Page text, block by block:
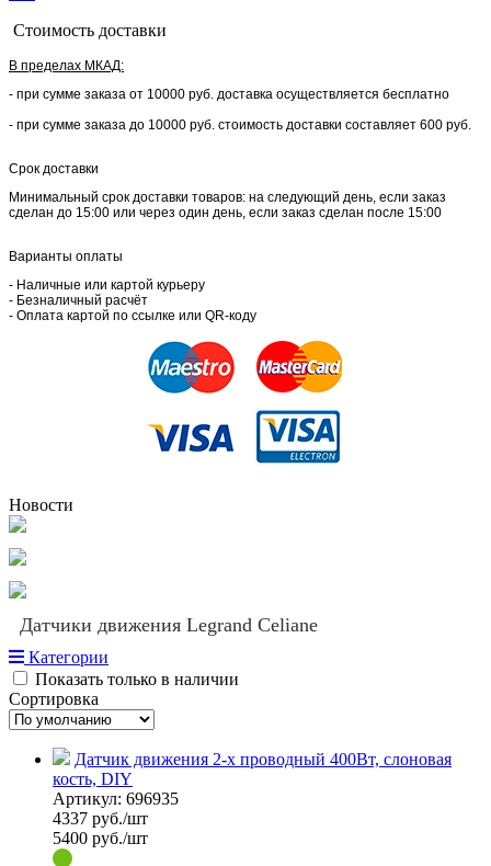
Стоимость доставки
В пределах МКАД:
- при сумме заказа от 10000 руб. доставка осуществляется бесплатно
- при сумме заказа до 10000 руб. стоимость доставки составляет 600 руб.
Срок доставки
Минимальный срок доставки товаров: на следующий день, если заказ
сделан до 15:00 или через один день, если заказ сделан после 15:00
Варианты оплаты
- Наличные или картой курьеру
- Безналичный расчёт
- Оплата картой по ссылке или QR-коду
Новости
Датчики движения Legrand Celiane
Категории
Показать только в наличии
Сортировка
Датчик движения 2-х проводный 400Вт, слоновая
кость, DIY
Артикул: 696935
4337 руб./шт
5400 руб./шт